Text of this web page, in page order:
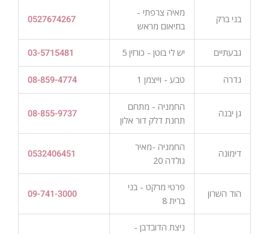
בני ברק
מאיה צרפתי -
בתיאום מראש
0527674267
גבעתיים יש לי בוטן - כורזין 5 03-5715481
גדרה טבע - וייצמן 1 08-859-4774
גן יבנה
החמניה - מתחם
תחנת דלק דור אלון
08-855-9737
דימונה
החמניה -מאיר
גולדה 20
0532406451
הוד השרון
פרטי מרקט - בני
ברית 8
09-741-3000
ניצת הדובדבן -